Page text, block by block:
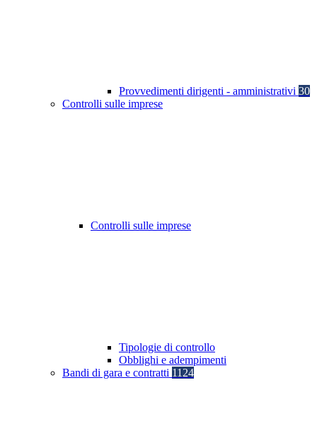
Provvedimenti dirigenti - amministrativi 30
Controlli sulle imprese
Controlli sulle imprese
Tipologie di controllo
Obblighi e adempimenti
Bandi di gara e contratti 1124